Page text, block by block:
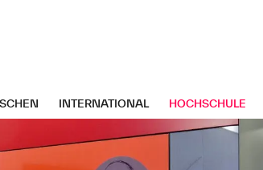
INTERNATIONAL HOCHSCHULE